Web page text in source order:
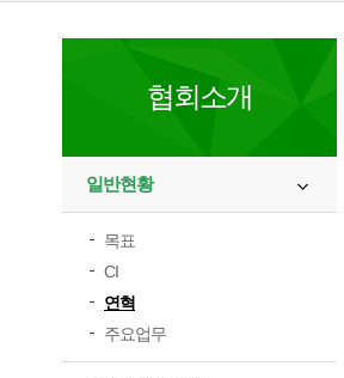
협회소개
일반현황
목표
CI
연혁
주요업무